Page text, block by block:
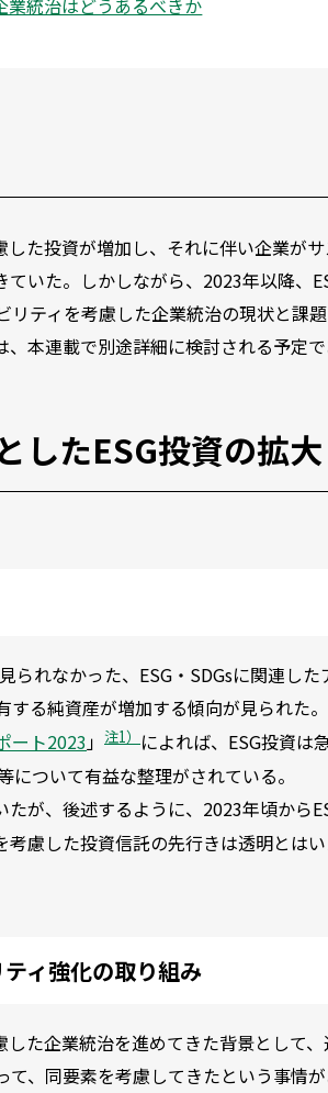
業統治はどうあるべきか
た投資が増加し、それに伴い企業が
いた。しかしながら、2023年以降、
ティを考慮した企業統治の現状と課題
本連載で別途詳細に検討される予定で
したESG投資の拡大
れなかった、ESG・SDGsに関連した
る純資産が増加する傾向が見られた
ート2023」 注1） によれば、ESG投資は
ついて有益な整理がされている。
が、後述するように、2023年頃から
考慮した投資信託の先行きは透明とは
ィ強化の取り組み
た企業統治を進めてきた背景として
、同要素を考慮してきたという事情が